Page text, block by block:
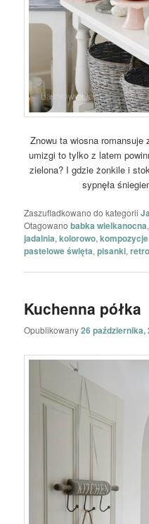
Znowu ta wiosna romansuje
umizgi to tylko z latem
zielona? I gdzie żonkile i
sypnęła
Zaszufladkowano do kategorii
Otagowano babka wielkanocna
jadalnia,kolorowo,
pastelowe święta,pisanki,
Kuchenna półka
Opublikowany26 października,